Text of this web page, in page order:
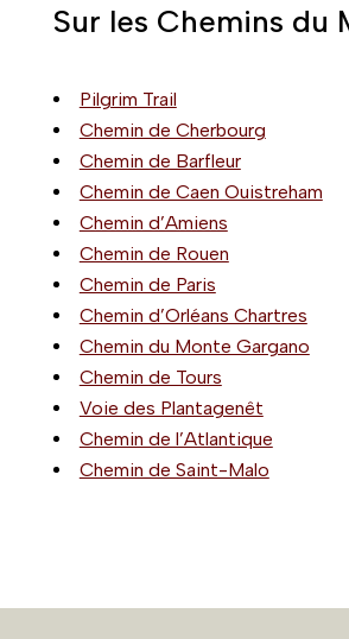
Sur les Chemins du
Pilgrim Trail
Chemin de Cherbourg
Chemin de Barfleur
Chemin de Caen Ouistreham
Chemin d’Amiens
Chemin de Rouen
Chemin de Paris
Chemin d’Orléans Chartres
Chemin du Monte Gargano
Chemin de Tours
Voie des Plantagenêt
Chemin de l’Atlantique
Chemin de Saint-Malo